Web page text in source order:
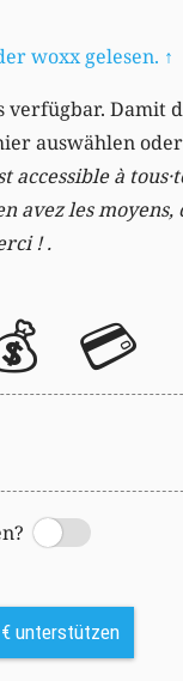
woxx gelesen. ↑
Damit
auswählen oder
à
avez les
! .
💳
unterstützen